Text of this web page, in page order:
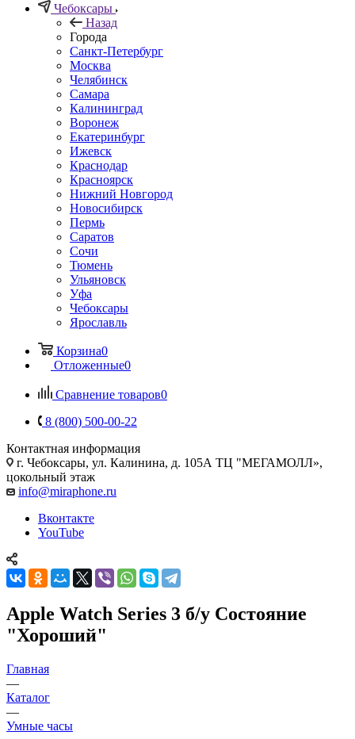
Чебоксары
Назад
Города
Санкт-Петербург
Москва
Челябинск
Самара
Калининград
Воронеж
Екатеринбург
Ижевск
Краснодар
Красноярск
Нижний Новгород
Новосибирск
Пермь
Саратов
Сочи
Тюмень
Ульяновск
Уфа
Чебоксары
Ярославль
Корзина0
Отложенные0
Сравнение товаров0
8 (800) 500-00-22
Контактная информация
г. Чебоксары, ул. Калинина, д. 105А ТЦ "МЕГАМОЛЛ»,
цокольный этаж
info@miraphone.ru
Вконтакте
YouTube
Apple Watch Series 3 б/у Состояние
"Хороший"
Главная
—
Каталог
—
Умные часы